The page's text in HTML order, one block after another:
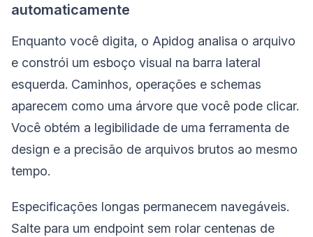
automaticamente
Enquanto você digita, o Apidog analisa o arquivo
e constrói um esboço visual na barra lateral
esquerda. Caminhos, operações e schemas
aparecem como uma árvore que você pode clicar.
Você obtém a legibilidade de uma ferramenta de
design e a precisão de arquivos brutos ao mesmo
tempo.
Especificações longas permanecem navegáveis.
Salte para um endpoint sem rolar centenas de